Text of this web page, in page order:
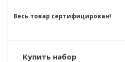
Весь товар сертифицирован!
Купить набор